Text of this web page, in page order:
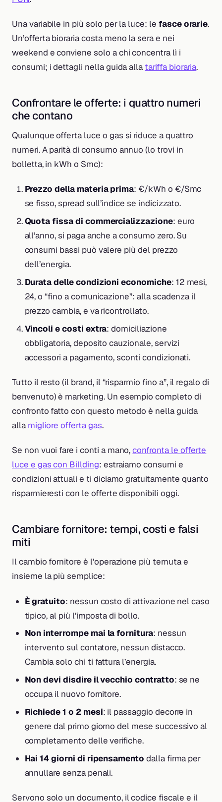
Una variabile in più solo per la luce: le fasce orarie.
Un’offerta bioraria costa meno la sera e nei
weekend e conviene solo a chi concentra lì i
consumi; i dettagli nella guida alla tariffa bioraria.
Confrontare le offerte: i quattro numeri
che contano
Qualunque offerta luce o gas si riduce a quattro
numeri. A parità di consumo annuo (lo trovi in
bolletta, in kWh o Smc):
Prezzo della materia prima: €/kWh o €/Smc
se fisso, spread sull’indice se indicizzato.
Quota fissa di commercializzazione: euro
all’anno, si paga anche a consumo zero. Su
consumi bassi può valere più del prezzo
dell’energia.
Durata delle condizioni economiche: 12 mesi,
24, o “fino a comunicazione”: alla scadenza il
prezzo cambia, e va ricontrollato.
Vincoli e costi extra: domiciliazione
obbligatoria, deposito cauzionale, servizi
accessori a pagamento, sconti condizionati.
Tutto il resto (il brand, il “risparmio fino a”, il regalo di
benvenuto) è marketing. Un esempio completo di
confronto fatto con questo metodo è nella guida
alla migliore offerta gas.
Se non vuoi fare i conti a mano,confronta le offerte
luce e gas con Billding: estraiamo consumi e
condizioni attuali e ti diciamo gratuitamente quanto
risparmieresti con le offerte disponibili oggi.
Cambiare fornitore: tempi, costi e falsi
miti
Il cambio fornitore è l’operazione più temuta e
insieme la più semplice:
È gratuito: nessun costo di attivazione nel caso
tipico, al più l’imposta di bollo.
Non interrompe mai la fornitura: nessun
intervento sul contatore, nessun distacco.
Cambia solo chi ti fattura l’energia.
Non devi disdire il vecchio contratto: se ne
occupa il nuovo fornitore.
Richiede 1 o 2 mesi: il passaggio decorre in
genere dal primo giorno del mese successivo al
completamento delle verifiche.
Hai 14 giorni di ripensamento dalla firma per
annullare senza penali.
Servono solo un documento, il codice fiscale e il